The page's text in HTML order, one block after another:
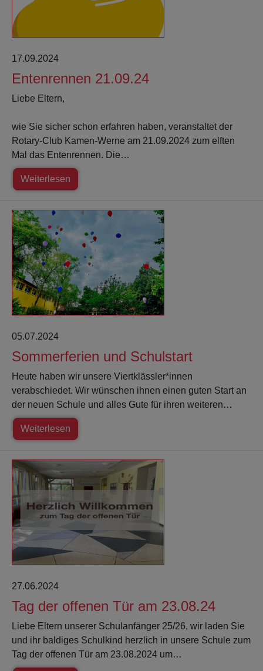
17.09.2024
Entenrennen 21.09.24
Liebe Eltern,
wie Sie sicher schon erfahren haben, veranstaltet der
Rotary-Club Kamen-Werne am 21.09.2024 zum elften
Mal das Entenrennen. Die…
Weiterlesen
05.07.2024
Sommerferien und Schulstart
Heute haben wir unsere Viertklässler*innen
verabschiedet. Wir wünschen ihnen einen guten Start an
der neuen Schule und alles Gute für ihren weiteren…
Weiterlesen
27.06.2024
Tag der offenen Tür am 23.08.24
Liebe Eltern unserer Schulanfänger 25/26, wir laden Sie
und ihr baldiges Schulkind herzlich in unsere Schule zum
Tag der offenen Tür am 23.08.2024 um…